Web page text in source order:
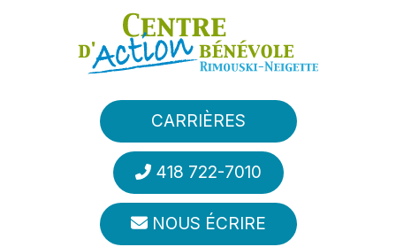
Aller au contenu principal
CARRIÈRES
418 722-7010
NOUS ÉCRIRE